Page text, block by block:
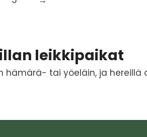
tehdä
valinnat
leikkipaikat
hämärä- tai yöeläin, ja hereillä